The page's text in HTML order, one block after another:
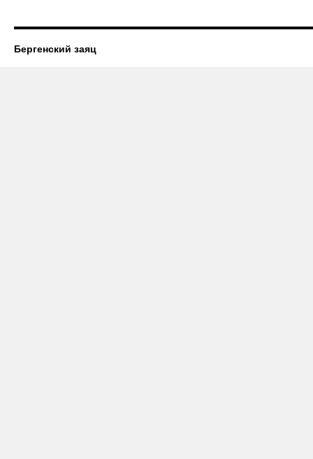
Бергенский заяц